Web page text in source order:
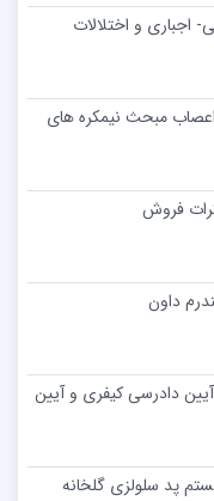
اجباری و اختلالات
مبحث نیمکره های
فروش
داون
دادرسی کیفری و آیین
پد سلولزی گلخانه